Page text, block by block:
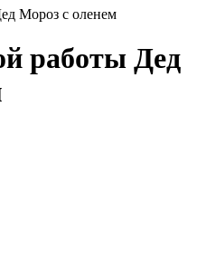
Мороз с оленем
работы Дед